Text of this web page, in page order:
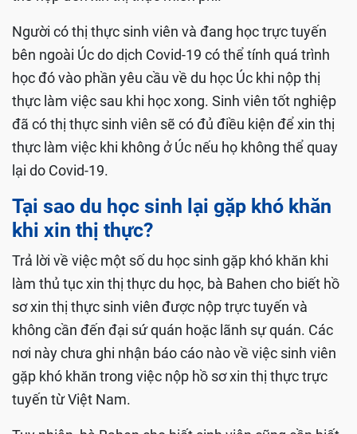
Người có thị thực sinh viên và đang học trực tuyến
bên ngoài Úc do dịch Covid-19 có thể tính quá trình
học đó vào phần yêu cầu về du học Úc khi nộp thị
thực làm việc sau khi học xong. Sinh viên tốt nghiệp
đã có thị thực sinh viên sẽ có đủ điều kiện để xin thị
thực làm việc khi không ở Úc nếu họ không thể quay
lại do Covid-19.
Tại sao du học sinh lại gặp khó khăn
khi xin thị thực?
Trả lời về việc một số du học sinh gặp khó khăn khi
làm thủ tục xin thị thực du học, bà Bahen cho biết hồ
sơ xin thị thực sinh viên được nộp trực tuyến và
không cần đến đại sứ quán hoặc lãnh sự quán. Các
nơi này chưa ghi nhận báo cáo nào về việc sinh viên
gặp khó khăn trong việc nộp hồ sơ xin thị thực trực
tuyến từ Việt Nam.